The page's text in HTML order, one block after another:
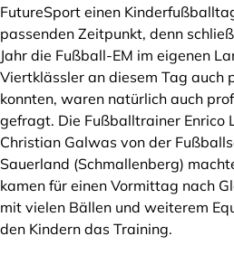
FutureSport einen
passenden Zeitpunkt, denn
Jahr die Fußball-EM im eigenen
Viertklässler an diesem Tag auch
konnten, waren natürlich auch
gefragt. Die Fußballtrainer Enrico
Christian Galwas von der
Sauerland (Schmallenberg)
kamen für einen Vormittag nach
mit vielen Bällen und weiterem
den Kindern das Training.